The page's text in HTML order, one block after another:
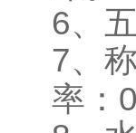
6、
7、
率：